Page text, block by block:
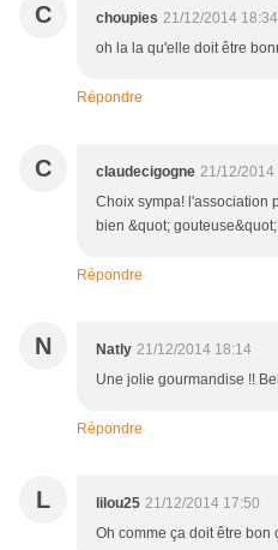
C choupies 21/12/2014 18:34
oh la la qu'elle doit être
Répondre
C claudecigogne 21/12/2014
Choix sympa! l'association
bien &quot;
Répondre
N Natly 21/12/2014 18:14
Une jolie gourmandise !!
Répondre
L lilou25 21/12/2014 17:50
Oh comme ça doit être bon